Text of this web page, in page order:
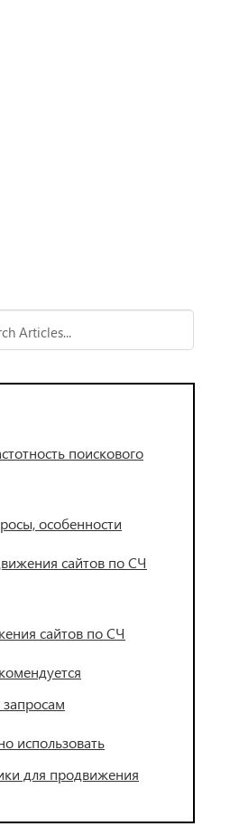
поискового
особенности
сайтов по СЧ
сайтов по СЧ
использовать
для продвижения